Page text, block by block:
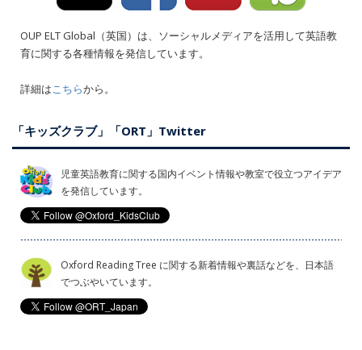
OUP ELT Global（英国）は、ソーシャルメディアを活用して英語教
育に関する各種情報を発信しています。
詳細はこちらから。
「キッズクラブ」「ORT」Twitter
児童英語教育に関する国内イベント情報や教室で役立つアイデア
を発信しています。
Oxford Reading Tree に関する新着情報や裏話などを、日本語
でつぶやいています。